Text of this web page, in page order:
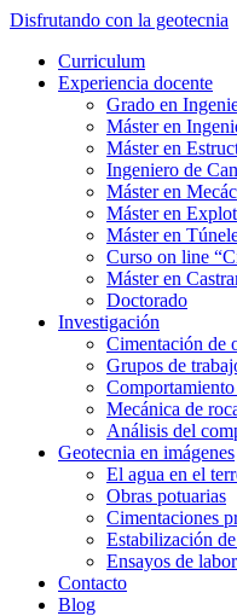
Saltar
contenido
principal
Disfrutando con la geotecnia
AlternarCurriculum
Experiencia docente
Grado en
Máster en
Máster en
Ingeniero de
Máster en
Máster en
Máster en
Curso on line
Máster en
Doctorado
Investigación
Cimentación de
Grupos de
Mecánica de
Análisis del
Geotecnia en imágenes
El agua en el
Obras potuarias
Cimentaciones
Estabilización
Ensayos de
Contacto
Blog